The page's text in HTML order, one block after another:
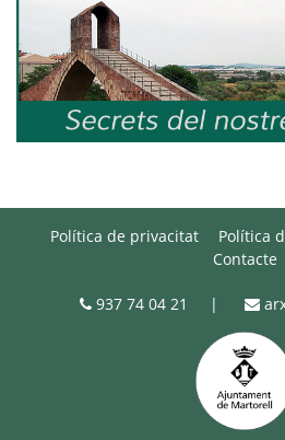
Política de privacitat Política
Contacte
937 74 04 21 |